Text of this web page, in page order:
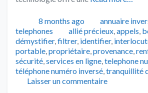
Publié
8 months ago Catégories
annuaire
telephones
Tags
allié précieux,appels,
démystifier,filtrer, identifier,
portable,propriétaire,provenance,
sécurité,services en ligne,telephone
téléphone numéro inversé,tranquillité
Laisser un commentaire